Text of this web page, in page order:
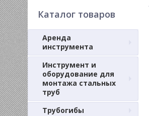
Каталог товаров
Аренда
инструмента
Инструмент и
оборудование для
монтажа стальных
труб
Трубогибы